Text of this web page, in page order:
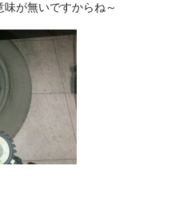
が無いですからね～